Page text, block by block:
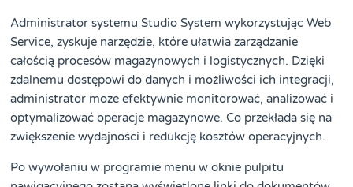
Administrator systemu Studio System wykorzystując Web
Service, zyskuje narzędzie, które ułatwia zarządzanie
całością procesów magazynowych i logistycznych. Dzięki
zdalnemu dostępowi do danych i możliwości ich integracji,
administrator może efektywnie monitorować, analizować i
optymalizować operacje magazynowe. Co przekłada się na
zwiększenie wydajności i redukcję kosztów operacyjnych.
Po wywołaniu w programie menu w oknie pulpitu